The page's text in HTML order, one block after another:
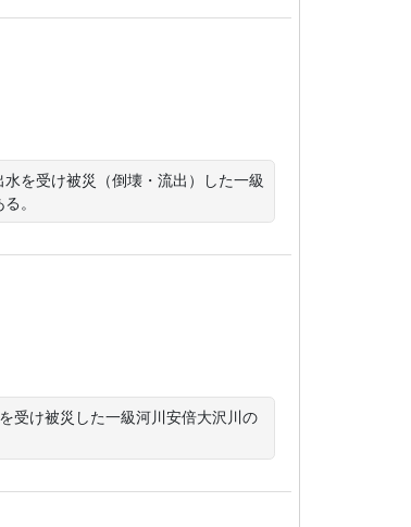
を受け被災（倒壊・流出）した一級
。
受け被災した一級河川安倍大沢川の